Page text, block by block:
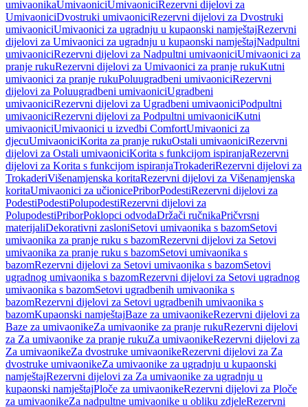
umivaonikaUmivaoniciUmivaoniciRezervni dijelovi za
UmivaoniciDvostruki umivaoniciRezervni dijelovi za Dvostruki
umivaoniciUmivaonici za ugradnju u kupaonski namještajRezervni
dijelovi za Umivaonici za ugradnju u kupaonski namještajNadpultni
umivaoniciRezervni dijelovi za Nadpultni umivaoniciUmivaonici za
pranje rukuRezervni dijelovi za Umivaonici za pranje rukuKutni
umivaonici za pranje rukuPoluugradbeni umivaoniciRezervni
dijelovi za Poluugradbeni umivaoniciUgradbeni
umivaoniciRezervni dijelovi za Ugradbeni umivaoniciPodpultni
umivaoniciRezervni dijelovi za Podpultni umivaoniciKutni
umivaoniciUmivaonici u izvedbi ComfortUmivaonici za
djecuUmivaoniciKorita za pranje rukuOstali umivaoniciRezervni
dijelovi za Ostali umivaoniciKorita s funkcijom ispiranjaRezervni
dijelovi za Korita s funkcijom ispiranjaTrokaderiRezervni dijelovi za
TrokaderiVišenamjenska koritaRezervni dijelovi za Višenamjenska
koritaUmivaonici za učionicePriborPodestiRezervni dijelovi za
PodestiPodestiPolupodestiRezervni dijelovi za
PolupodestiPriborPoklopci odvodaDržači ručnikaPričvrsni
materijaliDekorativni zasloniSetovi umivaonika s bazomSetovi
umivaonika za pranje ruku s bazomRezervni dijelovi za Setovi
umivaonika za pranje ruku s bazomSetovi umivaonika s
bazomRezervni dijelovi za Setovi umivaonika s bazomSetovi
ugradnog umivaonika s bazomRezervni dijelovi za Setovi ugradnog
umivaonika s bazomSetovi ugradbenih umivaonika s
bazomRezervni dijelovi za Setovi ugradbenih umivaonika s
bazomKupaonski namještajBaze za umivaonikeRezervni dijelovi za
Baze za umivaonikeZa umivaonike za pranje rukuRezervni dijelovi
za Za umivaonike za pranje rukuZa umivaonikeRezervni dijelovi za
Za umivaonikeZa dvostruke umivaonikeRezervni dijelovi za Za
dvostruke umivaonikeZa umivaonike za ugradnju u kupaonski
namještajRezervni dijelovi za Za umivaonike za ugradnju u
kupaonski namještajPloče za umivaonikeRezervni dijelovi za Ploče
za umivaonikeZa nadpultne umivaonike u obliku zdjeleRezervni